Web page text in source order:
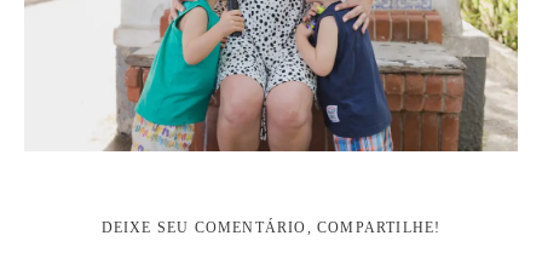
DEIXE SEU COMENTÁRIO, COMPARTILHE!